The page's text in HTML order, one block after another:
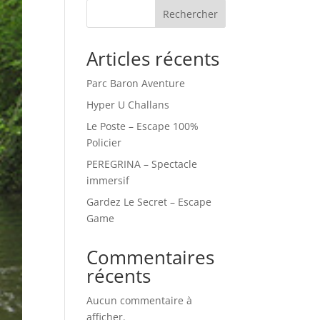
Rechercher
Articles récents
Parc Baron Aventure
Hyper U Challans
Le Poste – Escape 100%
Policier
PEREGRINA – Spectacle
immersif
Gardez Le Secret – Escape
Game
Commentaires
récents
Aucun commentaire à
afficher.